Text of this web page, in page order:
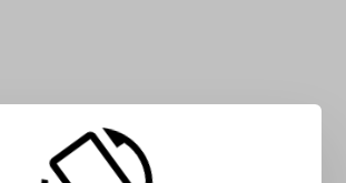
IBM characters into the box: